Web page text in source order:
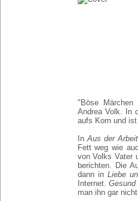
"Böse Märchen
Andrea Volk. In
aufs Korn und
InAus der
Fett weg wie
von Volks Vater
berichten. Die
dann in Liebe
Internet.
man ihn gar